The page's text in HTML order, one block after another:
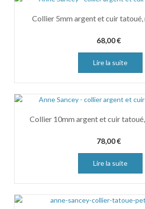
Collier 5mm argent et cuir
68,00€
Lire la suite
Collier 10mm argent et cuir
78,00€
Lire la suite